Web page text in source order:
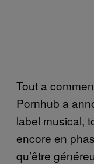
Tout a
Pornhub a
label musical,
encore en
qu’être